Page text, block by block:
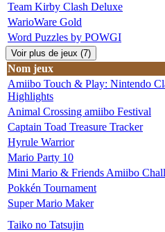
Team Kirby Clash Deluxe
WarioWare Gold
Word Puzzles by POWGI
Voir plus de jeux (7)
Nom jeux
Amiibo Touch & Play: Nintendo
Highlights
Animal Crossing amiibo Festival
Captain Toad Treasure Tracker
Hyrule Warrior
Mario Party 10
Mini Mario & Friends Amiibo
Pokkén Tournament
Super Mario Maker
Taiko no Tatsujin